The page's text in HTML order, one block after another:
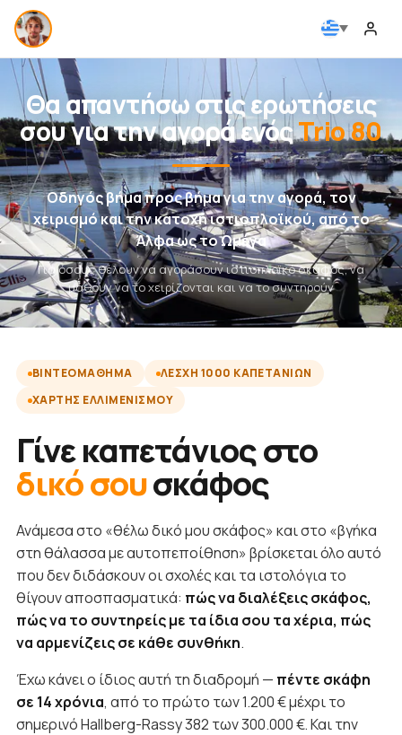
Θα απαντήσω στις ερωτήσεις
σου για την αγορά ενόςTrio 80
Οδηγός βήμα προς βήμα για την αγορά, τον
χειρισμό και την κατοχή ιστιοπλοϊκού, από το
Άλφα ως το Ωμέγα
Για όσους θέλουν να αγοράσουν ιστιοπλοϊκό σκάφος, να
μάθουν να το χειρίζονται και να το συντηρούν
ΒΙΝΤΕΟΜΆΘΗΜΑ
ΛΈΣΧΗ 1000 ΚΑΠΕΤΆΝΙΩΝ
ΧΆΡΤΗΣ ΕΛΛΙΜΕΝΙΣΜΟΎ
Γίνε καπετάνιος στο
δικό σουσκάφος
Ανάμεσα στο «θέλω δικό μου σκάφος» και στο «βγήκα
στη θάλασσα με αυτοπεποίθηση» βρίσκεται όλο αυτό
που δεν διδάσκουν οι σχολές και τα ιστολόγια το
θίγουν αποσπασματικά: πώς να διαλέξεις σκάφος,
πώς να το συντηρείς με τα ίδια σου τα χέρια, πώς
να αρμενίζεις σε κάθε συνθήκη.
Έχω κάνει ο ίδιος αυτή τη διαδρομή — πέντε σκάφη
σε 14 χρόνια, από το πρώτο των 1.200 € μέχρι το
σημερινό Hallberg-Rassy 382 των 300.000 €. Και την